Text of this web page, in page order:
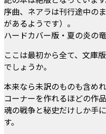
序曲、ネアラは刊行途中の
があるようです）。
ハードカバー版・夏の炎の
ここは最初から全て、文庫
でしょうか。
本来なら未訳のものも含め
コーナーを作れるほどの作
魂の戦争と秘史だけしか手
す。